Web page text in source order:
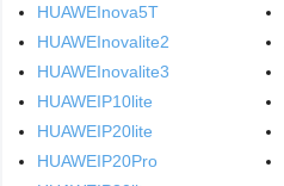
HUAWEInova5T
HUAWEInovalite2
HUAWEInovalite3
HUAWEIP10lite
HUAWEIP20lite
HUAWEIP20Pro